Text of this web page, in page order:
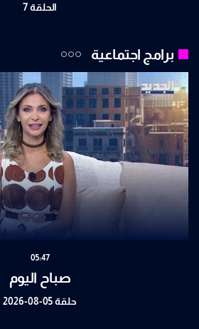
الحلقة 7
برامج اجتماعية
05:47
صباح اليوم
حلقة 05-08-2026